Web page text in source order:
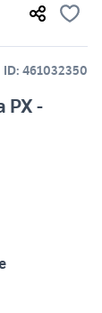
ID: 461032350
PX -